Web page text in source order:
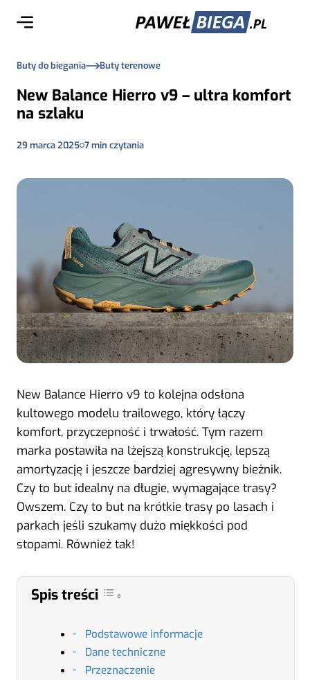
Buty do biegania Buty terenowe
New Balance Hierro v9 – ultra komfort
na szlaku
29 marca 2025 7min czytania
New Balance Hierro v9 to kolejna odsłona
kultowego modelu trailowego, który łączy
komfort, przyczepność i trwałość. Tym razem
marka postawiła na lżejszą konstrukcję, lepszą
amortyzację i jeszcze bardziej agresywny bieżnik.
Czy to but idealny na długie, wymagające trasy?
Owszem. Czy to but na krótkie trasy po lasach i
parkach jeśli szukamy dużo miękkości pod
stopami. Również tak!
Spis treści
Podstawowe informacje
Dane techniczne
Przeznaczenie